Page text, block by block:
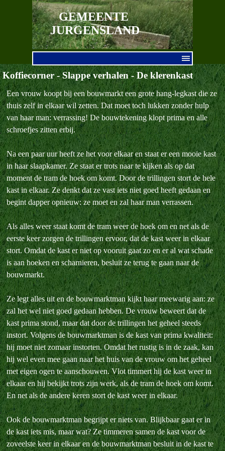
Ga naar de inhoud
GEMEENTE
JURGENSLAND
Koffiecorner - Slappe verhalen - De klerenkast
Een vrouw koopt bij een bouwmarkt een grote hang-legkast die ze
thuis zelf in elkaar wil zetten. Dat moet toch lukken zonder hulp
van haar man: verrassing! De bouwtekening klopt prima en alle
schroefjes zitten erbij.
Na een paar uur heeft ze het voor elkaar en staat er een mooie kast
in haar slaapkamer. Ze staat er trots naar te kijken als op dat
moment de tram de hoek om komt. Door de trillingen stort de hele
kast in elkaar. Ze denkt dat ze vast iets niet goed heeft gedaan en
begint dapper opnieuw: ze moet en zal haar man verrassen.
Als alles weer staat komt de tram weer de hoek om en net als de
eerste keer zorgen de trillingen ervoor, dat de kast weer in elkaar
stort. Omdat de kast er niet op vooruit gaat zo en er al wat schade
is aan hoeken en scharnieren, besluit ze terug te gaan naar de
bouwmarkt.
Ze legt alles uit en de bouwmarktman kijkt haar meewarig aan: ze
zal het wel niet goed gedaan hebben. De vrouw beweert dat de
kast prima stond, maar dat door de trillingen het geheel steeds
instort. Volgens de bouwmarktman is de kast van prima kwaliteit:
hij moet niet zomaar instorten. Omdat het rustig is in de zaak, kan
hij wel even mee gaan naar het huis van de vrouw om het geheel
met eigen ogen te aanschouwen. Vlot timmert hij de kast weer in
elkaar en hij bekijkt trots zijn werk, als de tram de hoek om komt.
En net als de andere keren stort de kast weer in elkaar.
Ook de bouwmarktman begrijpt er niets van. Blijkbaar gaat er in
de kast iets mis, maar wat? Ze timmeren samen de kast voor de
zoveelste keer in elkaar en de bouwmarktman besluit in de kast te